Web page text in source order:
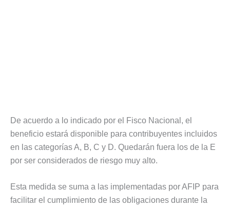
De acuerdo a lo indicado por el Fisco Nacional, el
beneficio estará disponible para contribuyentes incluidos
en las categorías A, B, C y D. Quedarán fuera los de la E
por ser considerados de riesgo muy alto.
Esta medida se suma a las implementadas por AFIP para
facilitar el cumplimiento de las obligaciones durante la